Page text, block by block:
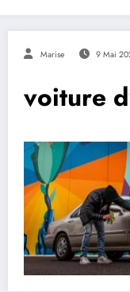
Marise 9 Mai
voiture